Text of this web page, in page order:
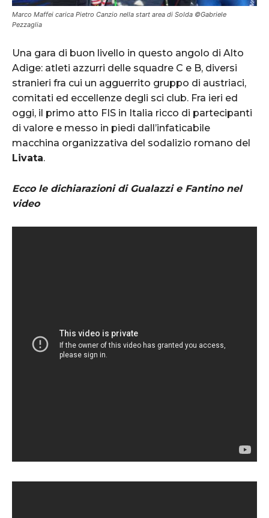
Marco Maffei carica Pietro Canzio nella start area di Solda ©Gabriele
Pezzaglia
Una gara di buon livello in questo angolo di Alto
Adige: atleti azzurri delle squadre C e B, diversi
stranieri fra cui un agguerrito gruppo di austriaci,
comitati ed eccellenze degli sci club. Fra ieri ed
oggi, il primo atto FIS in Italia ricco di partecipanti
di valore e messo in piedi dall’infaticabile
macchina organizzativa del sodalizio romano del
Livata.
Ecco le dichiarazioni di Gualazzi e Fantino nel
video